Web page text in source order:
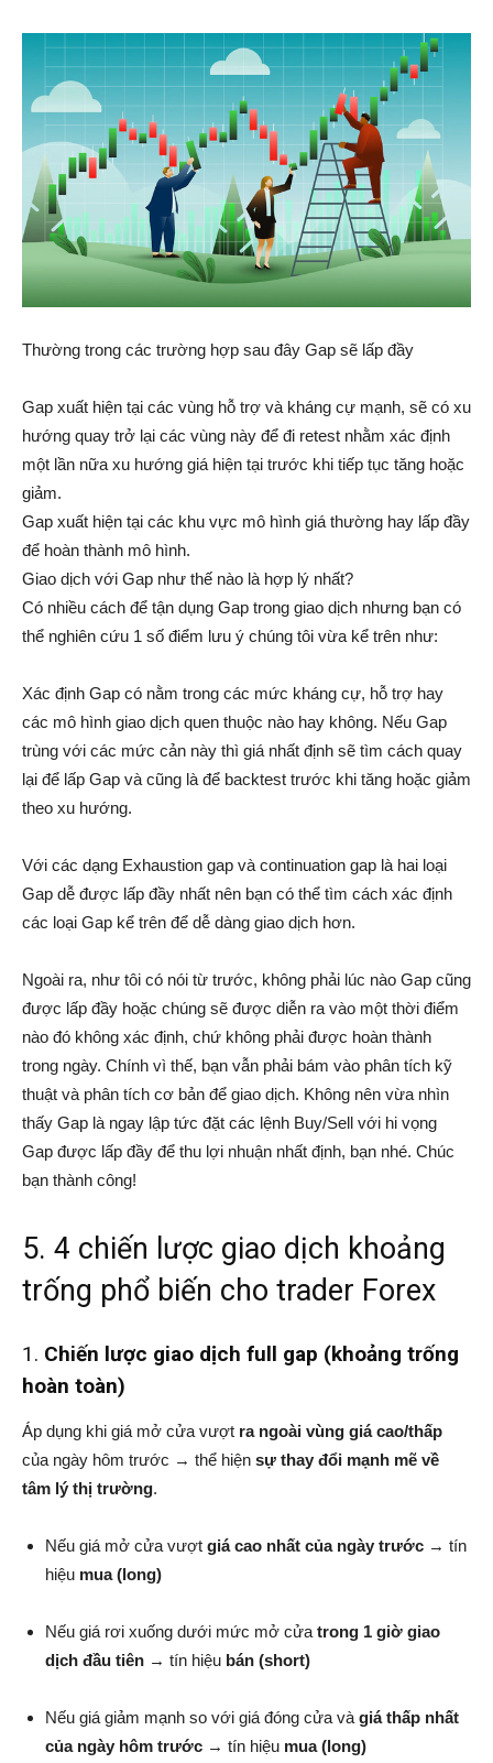
Thường trong các trường hợp sau đây Gap sẽ lấp đầy
Gap xuất hiện tại các vùng hỗ trợ và kháng cự mạnh, sẽ có xu
hướng quay trở lại các vùng này để đi retest nhằm xác định
một lần nữa xu hướng giá hiện tại trước khi tiếp tục tăng hoặc
giảm.
Gap xuất hiện tại các khu vực mô hình giá thường hay lấp đầy
để hoàn thành mô hình.
Giao dịch với Gap như thế nào là hợp lý nhất?
Có nhiều cách để tận dụng Gap trong giao dịch nhưng bạn có
thể nghiên cứu 1 số điểm lưu ý chúng tôi vừa kể trên như:
Xác định Gap có nằm trong các mức kháng cự, hỗ trợ hay
các mô hình giao dịch quen thuộc nào hay không. Nếu Gap
trùng với các mức cản này thì giá nhất định sẽ tìm cách quay
lại để lấp Gap và cũng là để backtest trước khi tăng hoặc giảm
theo xu hướng.
Với các dạng Exhaustion gap và continuation gap là hai loại
Gap dễ được lấp đầy nhất nên bạn có thể tìm cách xác định
các loại Gap kể trên để dễ dàng giao dịch hơn.
Ngoài ra, như tôi có nói từ trước, không phải lúc nào Gap cũng
được lấp đầy hoặc chúng sẽ được diễn ra vào một thời điểm
nào đó không xác định, chứ không phải được hoàn thành
trong ngày. Chính vì thế, bạn vẫn phải bám vào phân tích kỹ
thuật và phân tích cơ bản để giao dịch. Không nên vừa nhìn
thấy Gap là ngay lập tức đặt các lệnh Buy/Sell với hi vọng
Gap được lấp đầy để thu lợi nhuận nhất định, bạn nhé. Chúc
bạn thành công!
5. 4 chiến lược giao dịch khoảng
trống phổ biến cho trader Forex
1. Chiến lược giao dịch full gap (khoảng trống
hoàn toàn)
Áp dụng khi giá mở cửa vượt ra ngoài vùng giá cao/thấp
của ngày hôm trước → thể hiện sự thay đổi mạnh mẽ về
tâm lý thị trường.
Nếu giá mở cửa vượt giá cao nhất của ngày trước → tín
hiệu mua (long)
Nếu giá rơi xuống dưới mức mở cửa trong 1 giờ giao
dịch đầu tiên → tín hiệu bán (short)
Nếu giá giảm mạnh so với giá đóng cửa và giá thấp nhất
của ngày hôm trước → tín hiệu mua (long)